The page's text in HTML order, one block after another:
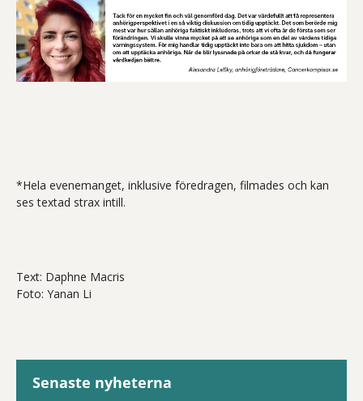
*Hela evenemanget, inklusive föredragen, filmades och kan
ses textad strax intill.
Text: Daphne Macris
Foto: Yanan Li
Senaste nyheterna